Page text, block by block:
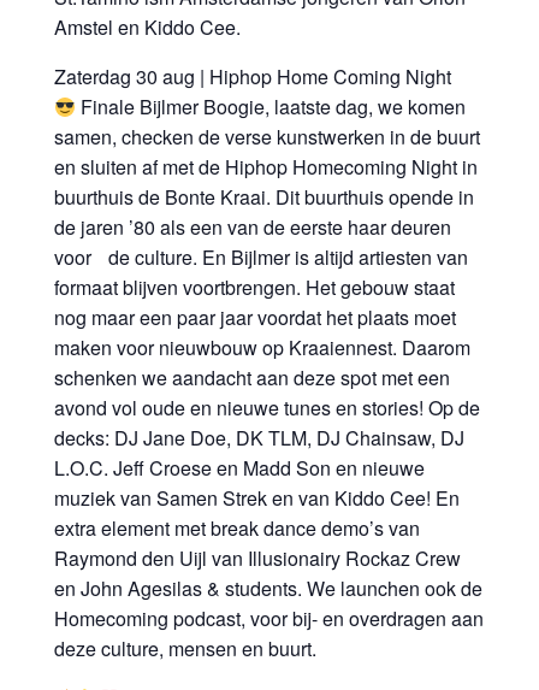
Amstel en Kiddo Cee.
Zaterdag 30 aug | Hiphop Home Coming Night
Finale Bijlmer Boogie, laatste dag, we komen
samen, checken de verse kunstwerken in de buurt
en sluiten af met de Hiphop Homecoming Night in
buurthuis de Bonte Kraai. Dit buurthuis opende in
de jaren ’80 als een van de eerste haar deuren
voor de culture. En Bijlmer is altijd artiesten van
formaat blijven voortbrengen. Het gebouw staat
nog maar een paar jaar voordat het plaats moet
maken voor nieuwbouw op Kraaiennest. Daarom
schenken we aandacht aan deze spot met een
avond vol oude en nieuwe tunes en stories! Op de
decks: DJ Jane Doe, DK TLM, DJ Chainsaw, DJ
L.O.C. Jeff Croese en Madd Son en nieuwe
muziek van Samen Strek en van Kiddo Cee! En
extra element met break dance demo’s van
Raymond den Uijl van Illusionairy Rockaz Crew
en John Agesilas & students. We launchen ook de
Homecoming podcast, voor bij- en overdragen aan
deze culture, mensen en buurt.